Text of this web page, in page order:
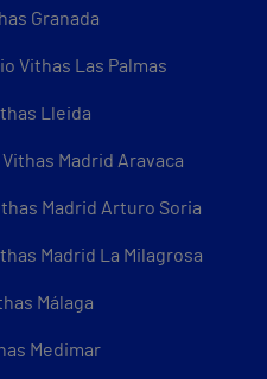
Granada
Vithas Las Palmas
Lleida
Madrid Aravaca
Madrid Arturo Soria
Madrid La Milagrosa
Málaga
Medimar